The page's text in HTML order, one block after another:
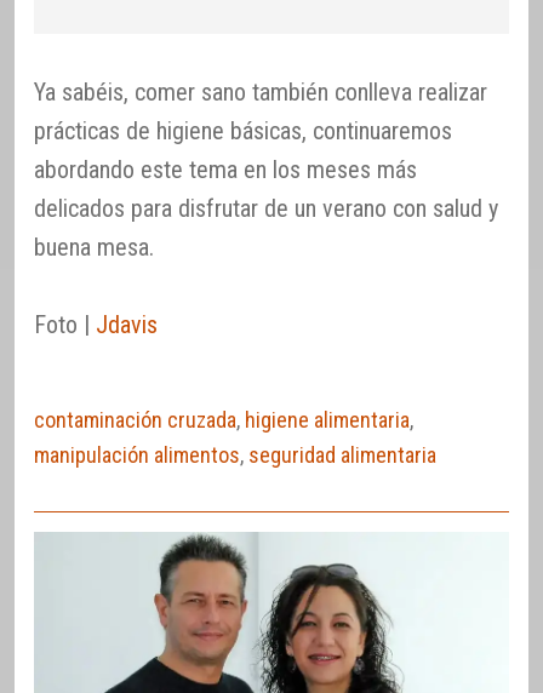
Ya sabéis, comer sano también conlleva realizar
prácticas de higiene básicas, continuaremos
abordando este tema en los meses más
delicados para disfrutar de un verano con salud y
buena mesa.
Foto | Jdavis
contaminación cruzada, higiene alimentaria,
manipulación alimentos, seguridad alimentaria